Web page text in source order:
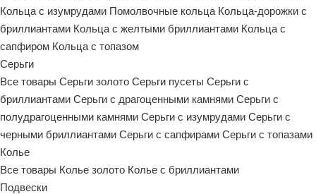
Кольца с изумрудами Помолвочные кольца Кольца-дорожки с
бриллиантами Кольца с желтыми бриллиантами Кольца с
сапфиром Кольца с топазом
Серьги
Все товары Серьги золото Серьги пусеты Серьги с
бриллиантами Серьги с драгоценными камнями Серьги с
полудрагоценными камнями Серьги с изумрудами Серьги с
черными бриллиантами Серьги с сапфирами Серьги с топазами
Колье
Все товары Колье золото Колье с бриллиантами
Подвески